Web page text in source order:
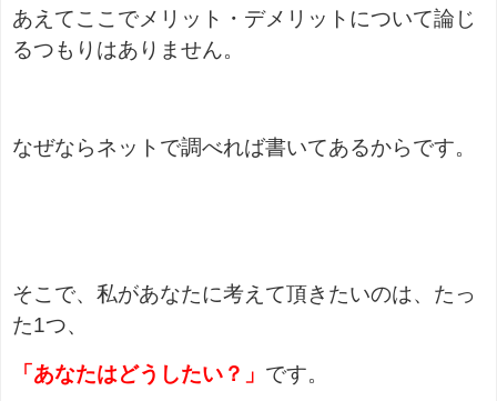
あえてここでメリット・デメリットについて論じ
るつもりはありません。
なぜならネットで調べれば書いてあるからです。
そこで、私があなたに考えて頂きたいのは、たっ
た1つ、
「あなたはどうしたい？」 です。